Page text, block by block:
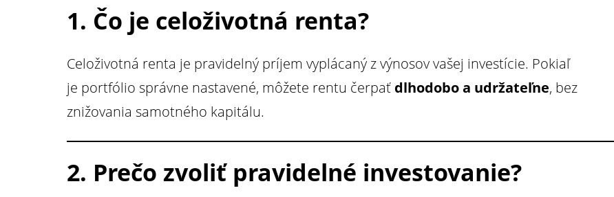
1. Čo je celoživotná renta?
Celoživotná renta je pravidelný príjem vyplácaný z výnosov vašej investície. Pokiaľ
je portfólio správne nastavené, môžete rentu čerpať dlhodobo a udržateľne, bez
znižovania samotného kapitálu.
2. Prečo zvoliť pravidelné investovanie?